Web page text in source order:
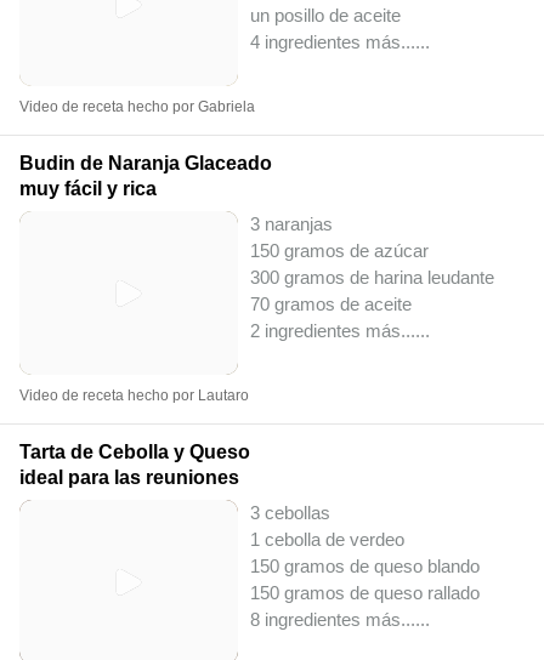
un posillo de aceite
4 ingredientes más......
Video de receta hecho por Gabriela
Budin de Naranja Glaceado
muy fácil y rica
3 naranjas
150 gramos de azúcar
300 gramos de harina leudante
70 gramos de aceite
2 ingredientes más......
Video de receta hecho por Lautaro
Tarta de Cebolla y Queso
ideal para las reuniones
3 cebollas
1 cebolla de verdeo
150 gramos de queso blando
150 gramos de queso rallado
8 ingredientes más......